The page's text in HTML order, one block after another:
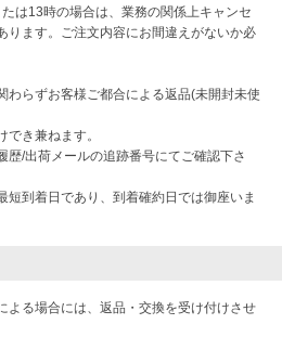
は13時の場合は、業務の関係上キャンセ
ります。ご注文内容にお間違えがないか必
わらずお客様ご都合による返品(未開封未使
き兼ねます。
歴/出荷メールの追跡番号にてご確認下さ
短到着日であり、到着確約日では御座いま
よる場合には、返品・交換を受け付けさせ